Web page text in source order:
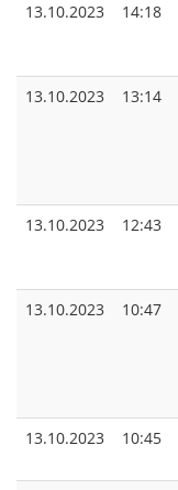
13.10.2023
14:18
13.10.2023
13:14
13.10.2023
12:43
13.10.2023
10:47
13.10.2023
10:45